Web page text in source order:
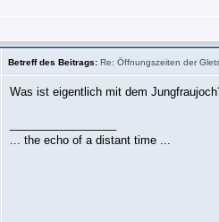
Betreff des Beitrags: Re: Öffnungszeiten der
Was ist eigentlich mit dem
... the echo of a distant time ...